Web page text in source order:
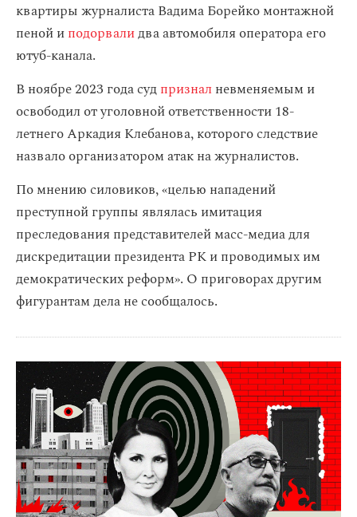
квартиры журналиста Вадима Борейко монтажной
пеной иподорвалидва автомобиля оператора его
ютуб-канала.
В ноябре 2023 года судпризнал невменяемым и
освободил от уголовной ответственности 18-
летнего Аркадия Клебанова, которого следствие
назвало организатором атак на журналистов.
По мнению силовиков, «целью нападений
преступной группы являлась имитация
преследования представителей масс-медиа для
дискредитации президента РК и проводимых им
демократических реформ». О приговорах другим
фигурантам дела не сообщалось.